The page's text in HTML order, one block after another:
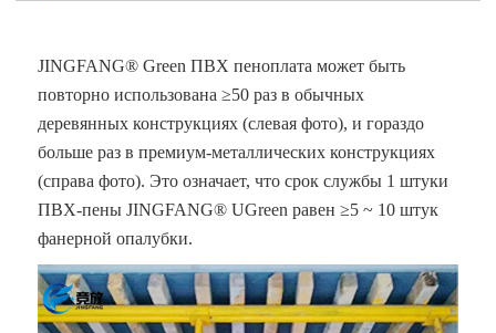
JINGFANG® Green ПВХ пеноплата может быть
повторно использована ≥50 раз в обычных
деревянных конструкциях (слевая фото), и гораздо
больше раз в премиум-металлических конструкциях
(справа фото). Это означает, что срок службы 1 штуки
ПВХ-пены JINGFANG® UGreen равен ≥5 ~ 10 штук
фанерной опалубки.